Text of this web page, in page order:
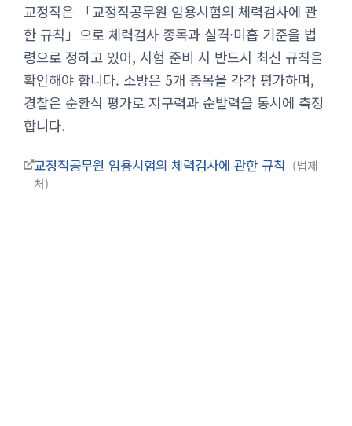
교정직은 「교정직공무원 임용시험의 체력검사에 관
한 규칙」으로 체력검사 종목과 실격·미흡 기준을 법
령으로 정하고 있어, 시험 준비 시 반드시 최신 규칙을
확인해야 합니다. 소방은 5개 종목을 각각 평가하며,
경찰은 순환식 평가로 지구력과 순발력을 동시에 측정
합니다.
교정직공무원 임용시험의 체력검사에 관한 규칙
법제
처